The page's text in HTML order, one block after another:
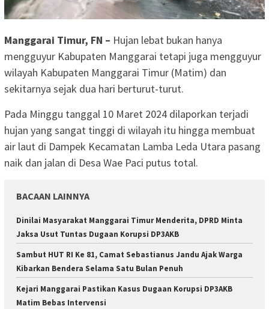
Manggarai Timur, FN – Hujan lebat bukan hanya
mengguyur Kabupaten Manggarai tetapi juga mengguyur
wilayah Kabupaten Manggarai Timur (Matim) dan
sekitarnya sejak dua hari berturut-turut.
Pada Minggu tanggal 10 Maret 2024 dilaporkan terjadi
hujan yang sangat tinggi di wilayah itu hingga membuat
air laut di Dampek Kecamatan Lamba Leda Utara pasang
naik dan jalan di Desa Wae Paci putus total.
BACAAN LAINNYA
Dinilai Masyarakat Manggarai Timur Menderita, DPRD Minta
Jaksa Usut Tuntas Dugaan Korupsi DP3AKB
Sambut HUT RI Ke 81, Camat Sebastianus Jandu Ajak Warga
Kibarkan Bendera Selama Satu Bulan Penuh
Kejari Manggarai Pastikan Kasus Dugaan Korupsi DP3AKB
Matim Bebas Intervensi